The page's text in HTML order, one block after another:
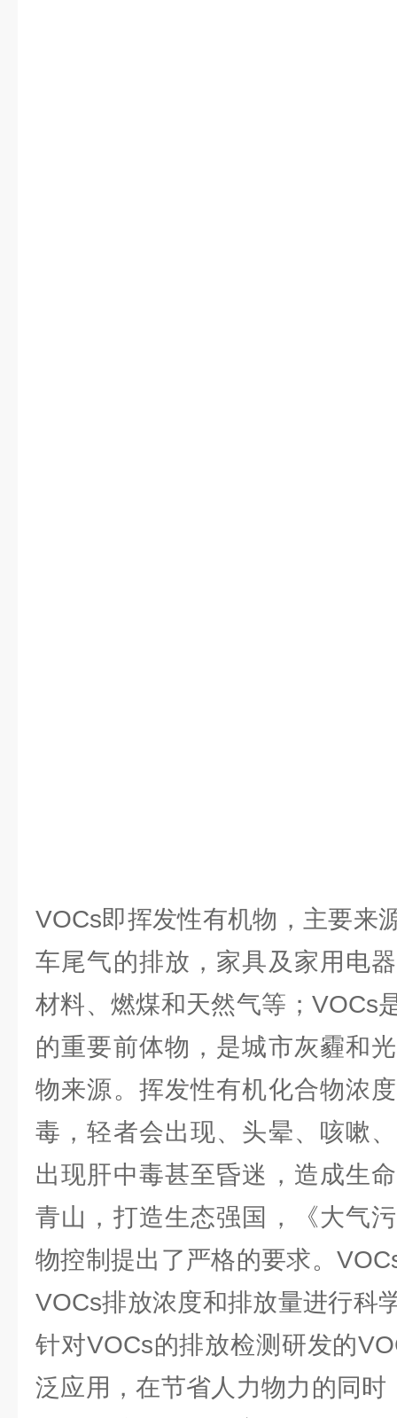
VOCs即挥发性有机物，主要来
车尾气的排放，家具及家用电
材料、燃煤和天然气等；VOCs
的重要前体物，是城市灰霾和
物来源。挥发性有机化合物浓
毒，轻者会出现、头晕、咳嗽
出现肝中毒甚至昏迷，造成生
青山，打造生态强国，《大气
物控制提出了严格的要求。
VOCs排放浓度和排放量进行科
针对VOCs的排放检测研发的
泛应用，在节省人力物力的同